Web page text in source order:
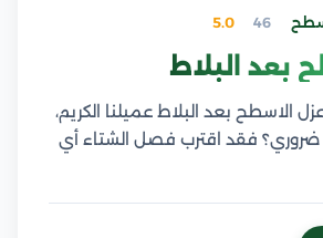
46
5.0
بعد البلاط
الاسطح بعد البلاط عميلنا الكريم،
فقد اقترب فصل الشتاء أي